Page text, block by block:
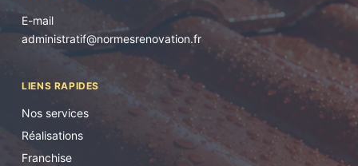
E-mail
administratif@normesrenovation.fr
LIENS RAPIDES
Nos services
Réalisations
Franchise